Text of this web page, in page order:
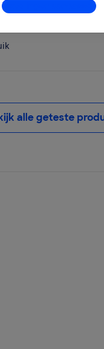
Instellingen aanpassen
(inclusief accessoires)
alle geteste